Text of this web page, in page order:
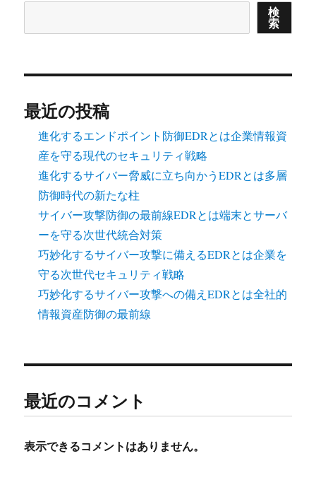
検
索
最近の投稿
進化するエンドポイント防御EDRとは企業情報資
産を守る現代のセキュリティ戦略
進化するサイバー脅威に立ち向かうEDRとは多層
防御時代の新たな柱
サイバー攻撃防御の最前線EDRとは端末とサーバ
ーを守る次世代統合対策
巧妙化するサイバー攻撃に備えるEDRとは企業を
守る次世代セキュリティ戦略
巧妙化するサイバー攻撃への備えEDRとは全社的
情報資産防御の最前線
最近のコメント
表示できるコメントはありません。